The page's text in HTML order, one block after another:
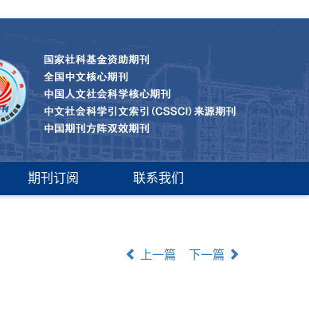
期刊订阅 联系我们
上一篇 下一篇